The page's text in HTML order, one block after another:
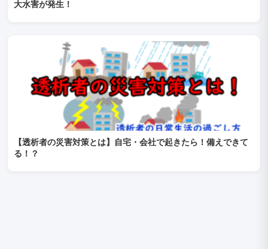
大水害が発生！
【透析者の災害対策とは】自宅・会社で起きたら！備えできて
る！？